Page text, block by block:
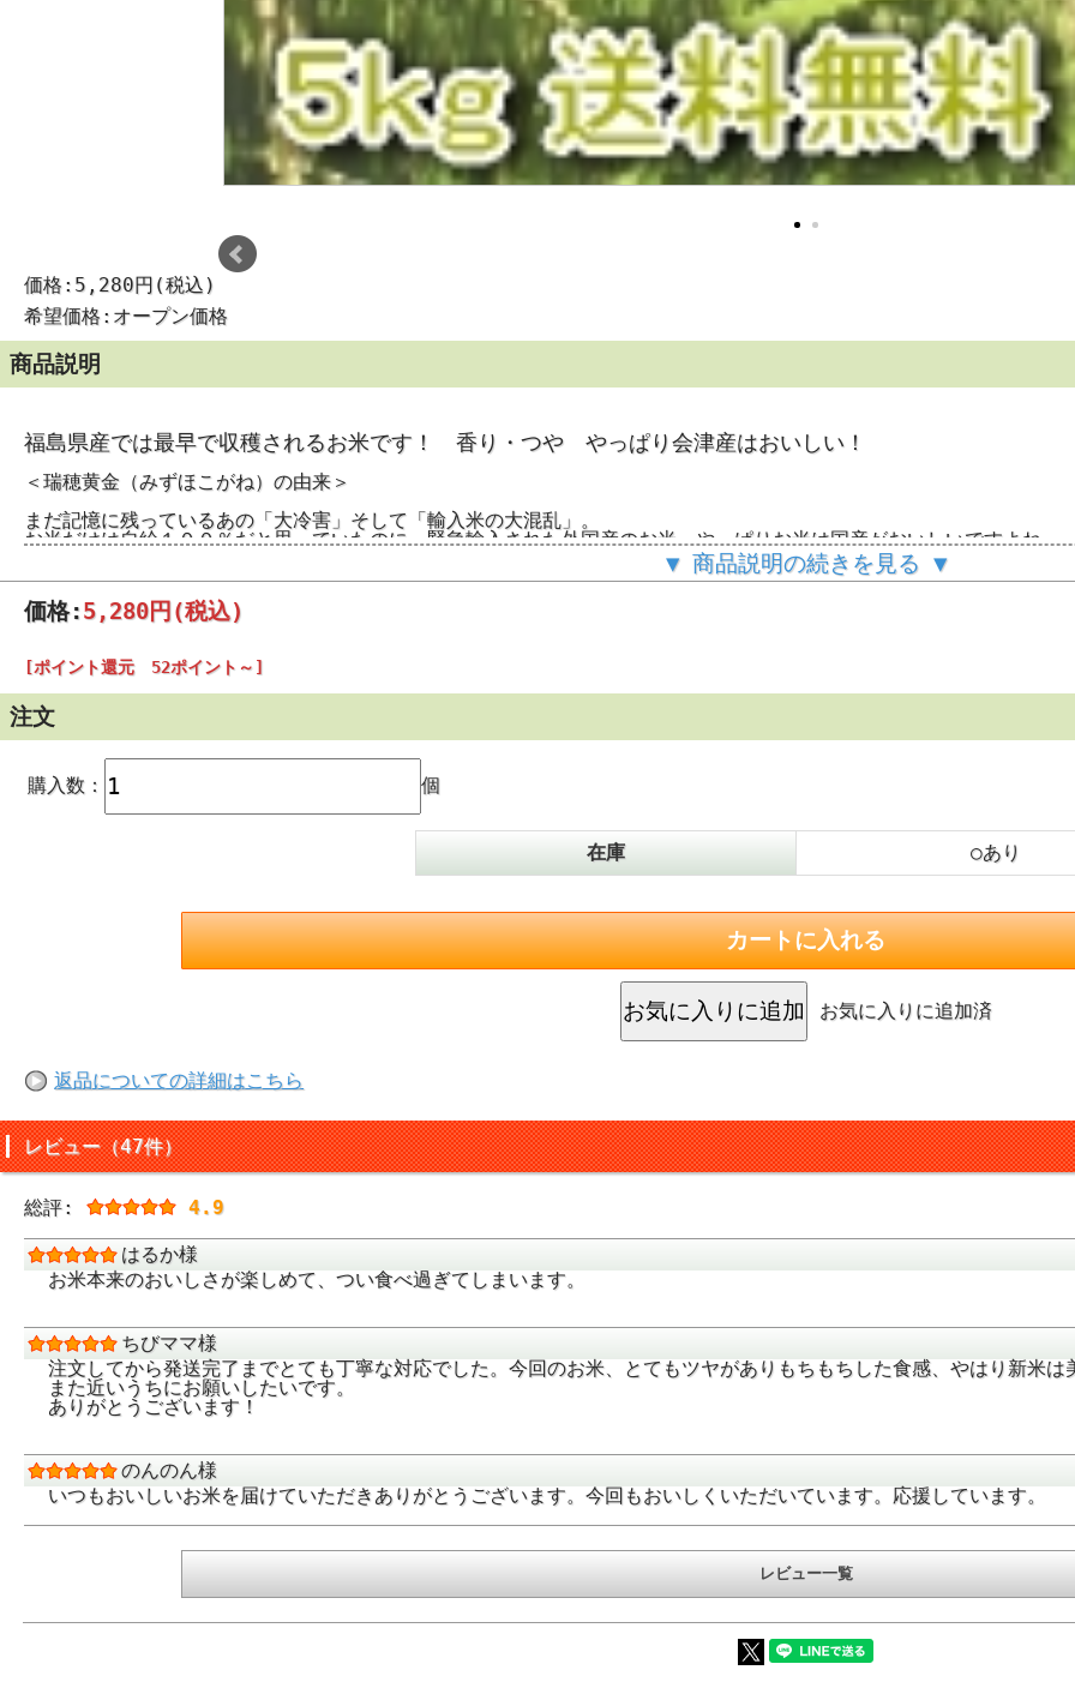
価格:5,280円(税込)
希望価格:オープン価格
商品説明
福島県産では最早で収穫されるお米です！ 香り・つや やっぱり会津産はおいしい！
＜瑞穂黄金（みずほこがね）の由来＞
まだ記憶に残っているあの「大冷害」そして「輸入米の大混乱」。
お米だけは自給１００％だと思っていたのに、緊急輸入された外国産のお米。やっぱりお米は国産がおいしいですよね。
そんな「大冷害」でもしっかりと実ったお米があったのです。モミの中にお米ができない不稔障害の「ひとめぼれ」の
「スーパーひとめぼれ」とも言うべきでしょうか。
この突然変異のお米を少しずつ増やし、晴れて新品種として認められたのが「瑞穂黄金」です。
■■■■■■■■■■■■■■■■■■■■■■■■■■■■■■■■■■
天候による影響で収穫作業が予定より遅れる場合がございます
入荷次第、すぐに発送の準備をいたします。
あらかじめご了承ください。
■■■■■■■■■■■■■■■■■■■■■■■■■■■■■■■■■■
福島県産 瑞穂黄金（みずほこがね）
あの大冷害を間逃れた生命力のある品種
あの「大冷害」を間逃れた生命力あふれ
盆地による昼夜の寒暖差が大きいため、
「福島県内でいち早く収穫されるお
米」。
お米の品位検査にて、「一等米」として
す。
▼ 商品説明の続きを見る ▼
価格:5,280円 (税込)
[ポイント還元 52ポイント～]
注文
購入数： 個
在庫 ○あり
お気に入りに追加済
返品についての詳細はこちら
レビュー（47件）
総評: 4.9
はるか様
お米本来のおいしさが楽しめて、つい食べ過ぎてしまいます。
ちびママ様
注文してから発送完了までとても丁寧な対応でした。今回のお米、とてもツヤがありもちもちした食感、やはり新米は
また近いうちにお願いしたいです。
ありがとうございます！
のんのん様
いつもおいしいお米を届けていただきありがとうございます。今回もおいしくいただいています。応援しています。
レビュー一覧